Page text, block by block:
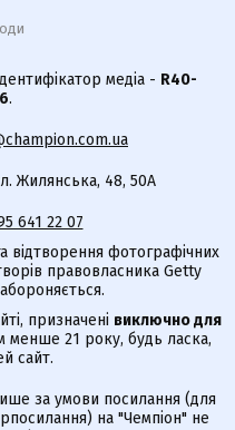
медіа - R40-
.
Жилянська, 48, 50А
641 22 07
відтворення фотографічних
правовласника Getty
призначені виключно для
менше 21 року, будь ласка,
сайт.
за умови посилання (для
на "Чемпіон" не